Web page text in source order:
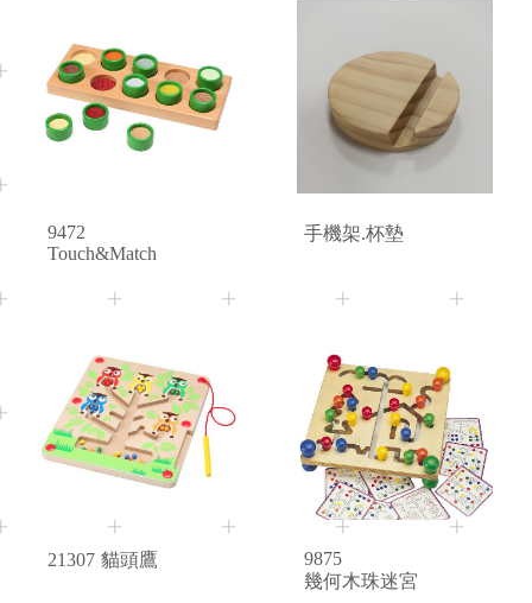
創意建構
年齡分層
年齡 0 ~ 18 個月
年齡 18 ~ 36 個月
客製商品
優惠專區
Age
2+
9472
Touch&Match
Age
手機架.杯墊
Age
3+
21307 貓頭鷹
Age
2+
9875
幾何木珠迷宮